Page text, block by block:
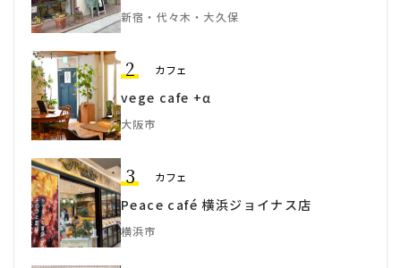
新宿・代々木・大久保
2 カフェ
vege cafe +α
大阪市
3 カフェ
Peace café 横浜ジョイナス店
横浜市